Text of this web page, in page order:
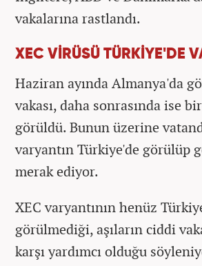
vakalarına rastlandı.
XEC VİRÜSÜ TÜRKİYE'DE
Haziran ayında Almanya'da
vakası, daha sonrasında ise
görüldü. Bunun üzerine
varyantın Türkiye'de görülüp
merak ediyor.
XEC varyantının henüz
görülmediği, aşıların ciddi
karşı yardımcı olduğu